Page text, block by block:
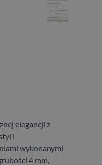
elegancji z
i
wykonanymi
4 mm,